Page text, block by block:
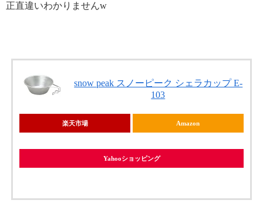
正直違いわかりませんw
snow peak スノーピーク シェラカップ E-
103
楽天市場 Amazon
Yahooショッピング